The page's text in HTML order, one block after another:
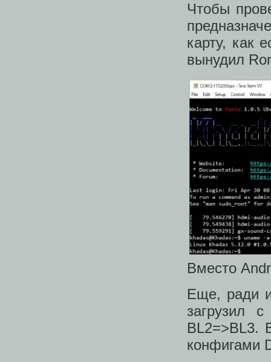
Чтобы
карту, как
вынудил
Вместо
Еще, ради
загрузил
BL2=>BL3.
конфигами